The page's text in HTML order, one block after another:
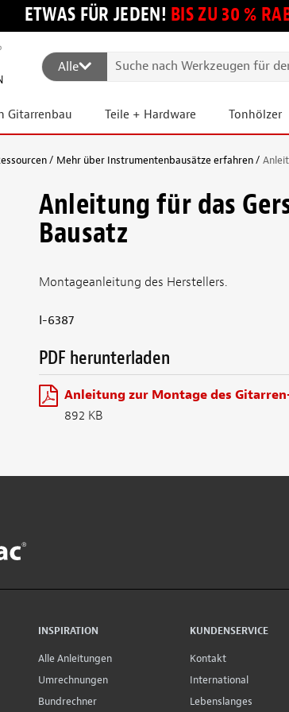
ETWAS FÜR JEDEN! BIS ZU 30 %
Alle
Gitarrenbau Teile + Hardware Tonhölzer
Mehr über Instrumentenbausätze erfahren
Anleitung für das
Bausatz
Montageanleitung des Herstellers.
I-6387
PDF herunterladen
Anleitung zur Montage des
892 KB
INSPIRATION
Alle Anleitungen
Umrechnungen
Bundrechner
KUNDENSERVICE
Kontakt
International
Lebenslanges